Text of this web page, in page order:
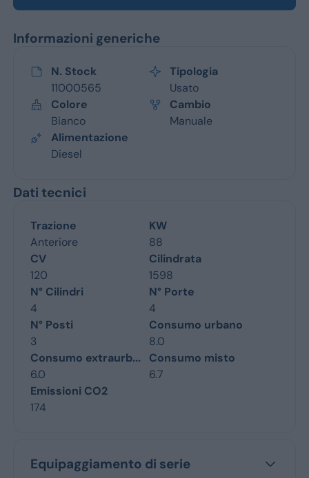
Informazioni generiche
N. Stock
11000565
Tipologia
Usato
Colore
Bianco
Cambio
Manuale
Alimentazione
Diesel
Dati tecnici
Trazione
Anteriore
KW
88
CV
120
Cilindrata
1598
N° Cilindri
4
N° Porte
4
N° Posti
3
Consumo urbano
8.0
Consumo extraurb...
6.0
Consumo misto
6.7
Emissioni CO2
174
Equipaggiamento di serie